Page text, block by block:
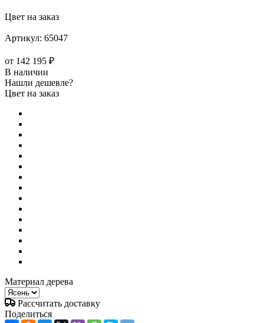
Цвет на заказ
Артикул: 65047
от 142 195 ₽
В наличии
Нашли дешевле?
Цвет на заказ
Материал дерева
Рассчитать доставку
Поделиться